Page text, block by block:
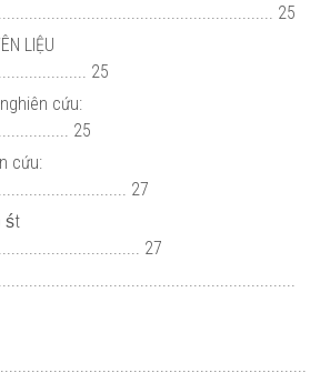
25
LIỆU
25
cứu:
25
cứu:
27
śt
27